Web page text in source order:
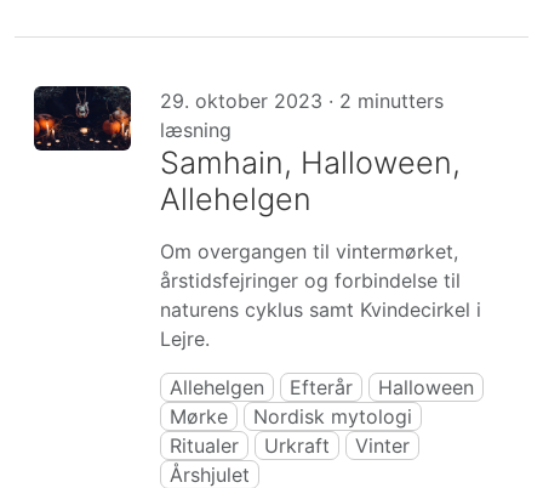
29. oktober 2023 · 2 minutters
læsning
Samhain, Halloween,
Allehelgen
Om overgangen til vintermørket,
årstidsfejringer og forbindelse til
naturens cyklus samt Kvindecirkel i
Lejre.
Allehelgen
Efterår
Halloween
Mørke
Nordisk mytologi
Ritualer
Urkraft
Vinter
Årshjulet